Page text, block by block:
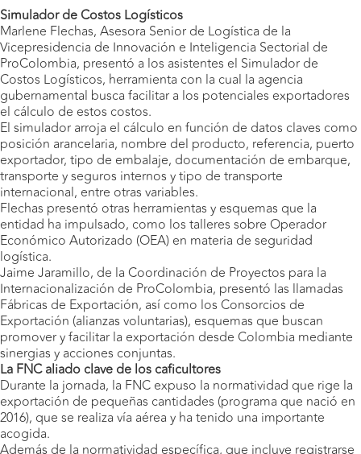
Simulador de Costos Logísticos
Marlene Flechas, Asesora Senior de Logística de la
Vicepresidencia de Innovación e Inteligencia Sectorial de
ProColombia, presentó a los asistentes el Simulador de
Costos Logísticos, herramienta con la cual la agencia
gubernamental busca facilitar a los potenciales exportadores
el cálculo de estos costos.
El simulador arroja el cálculo en función de datos claves como
posición arancelaria, nombre del producto, referencia, puerto
exportador, tipo de embalaje, documentación de embarque,
transporte y seguros internos y tipo de transporte
internacional, entre otras variables.
Flechas presentó otras herramientas y esquemas que la
entidad ha impulsado, como los talleres sobre Operador
Económico Autorizado (OEA) en materia de seguridad
logística.
Jaime Jaramillo, de la Coordinación de Proyectos para la
Internacionalización de ProColombia, presentó las llamadas
Fábricas de Exportación, así como los Consorcios de
Exportación (alianzas voluntarias), esquemas que buscan
promover y facilitar la exportación desde Colombia mediante
sinergias y acciones conjuntas.
La FNC aliado clave de los caficultores
Durante la jornada, la FNC expuso la normatividad que rige la
exportación de pequeñas cantidades (programa que nació en
2016), que se realiza vía aérea y ha tenido una importante
acogida.